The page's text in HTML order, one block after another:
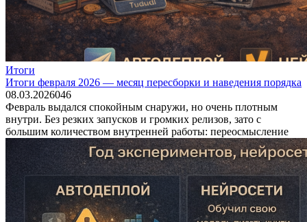
Итоги
Итоги февраля 2026 — месяц пересборки и наведения порядка
08.03.2026046
Февраль выдался спокойным снаружи, но очень плотным
внутри. Без резких запусков и громких релизов, зато с
большим количеством внутренней работы: переосмысление